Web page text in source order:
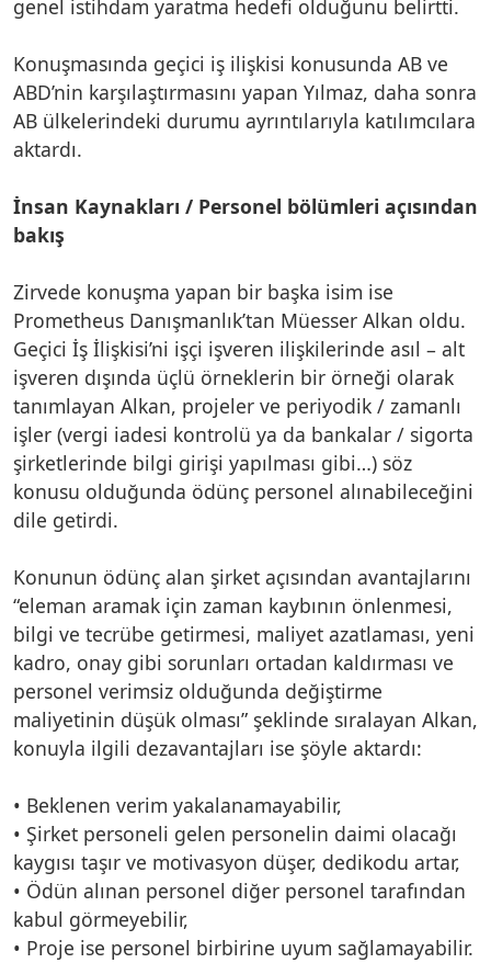
genel istihdam yaratma hedefi olduğunu belirtti.
Konuşmasında geçici iş ilişkisi konusunda AB ve
ABD’nin karşılaştırmasını yapan Yılmaz, daha sonra
AB ülkelerindeki durumu ayrıntılarıyla katılımcılara
aktardı.
İnsan Kaynakları / Personel bölümleri açısından
bakış
Zirvede konuşma yapan bir başka isim ise
Prometheus Danışmanlık’tan Müesser Alkan oldu.
Geçici İş İlişkisi’ni işçi işveren ilişkilerinde asıl – alt
işveren dışında üçlü örneklerin bir örneği olarak
tanımlayan Alkan, projeler ve periyodik / zamanlı
işler (vergi iadesi kontrolü ya da bankalar / sigorta
şirketlerinde bilgi girişi yapılması gibi…) söz
konusu olduğunda ödünç personel alınabileceğini
dile getirdi.
Konunun ödünç alan şirket açısından avantajlarını
“eleman aramak için zaman kaybının önlenmesi,
bilgi ve tecrübe getirmesi, maliyet azatlaması, yeni
kadro, onay gibi sorunları ortadan kaldırması ve
personel verimsiz olduğunda değiştirme
maliyetinin düşük olması” şeklinde sıralayan Alkan,
konuyla ilgili dezavantajları ise şöyle aktardı:
• Beklenen verim yakalanamayabilir,
• Şirket personeli gelen personelin daimi olacağı
kaygısı taşır ve motivasyon düşer, dedikodu artar,
• Ödün alınan personel diğer personel tarafından
kabul görmeyebilir,
• Proje ise personel birbirine uyum sağlamayabilir.